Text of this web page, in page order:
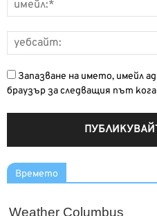
Запазване на името, имейл
браузър за следващия път
Времето